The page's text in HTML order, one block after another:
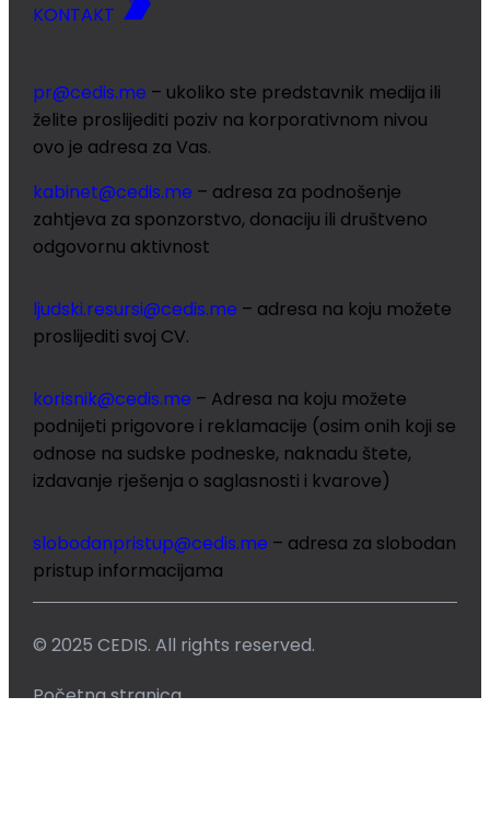
KONTAKT
pr@cedis.me – ukoliko ste predstavnik medija ili
želite proslijediti poziv na korporativnom nivou
ovo je adresa za Vas.
kabinet@cedis.me – adresa za podnošenje
zahtjeva za sponzorstvo, donaciju ili društveno
odgovornu aktivnost
ljudski.resursi@cedis.me – adresa na koju možete
proslijediti svoj CV.
korisnik@cedis.me – Adresa na koju možete
podnijeti prigovore i reklamacije (osim onih koji se
odnose na sudske podneske, naknadu štete,
izdavanje rješenja o saglasnosti i kvarove)
slobodanpristup@cedis.me – adresa za slobodan
pristup informacijama
© 2025 CEDIS. All rights reserved.
Početna stranica